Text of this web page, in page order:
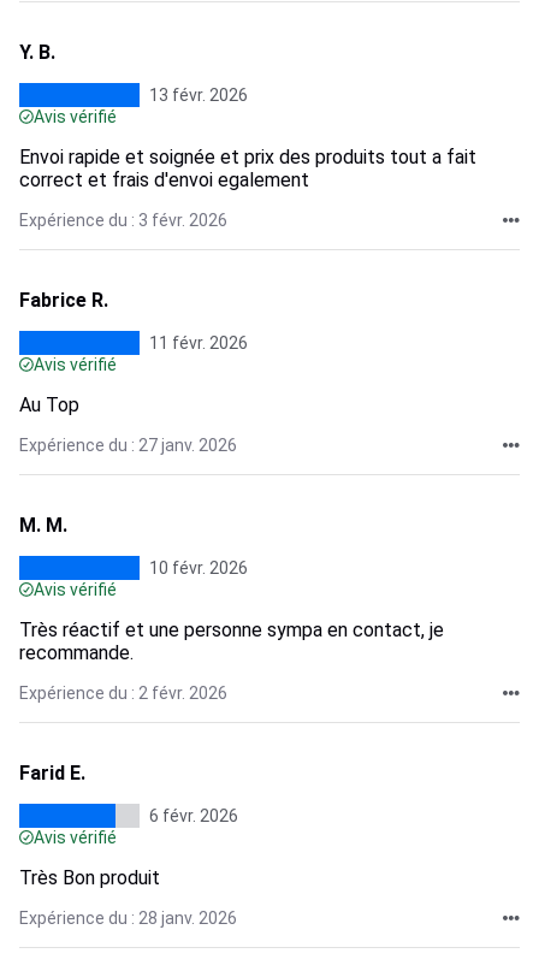
Y. B.
13 févr. 2026
Avis vérifié
Envoi rapide et soignée et prix des produits tout a fait
correct et frais d'envoi egalement
Expérience du : 3 févr. 2026
Fabrice R.
11 févr. 2026
Avis vérifié
Au Top
Expérience du : 27 janv. 2026
M. M.
10 févr. 2026
Avis vérifié
Très réactif et une personne sympa en contact, je
recommande.
Expérience du : 2 févr. 2026
Farid E.
6 févr. 2026
Avis vérifié
Très Bon produit
Expérience du : 28 janv. 2026